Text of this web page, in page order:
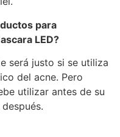
para
LED?
será justo si se utiliza
del acne. Pero
utilizar antes de su